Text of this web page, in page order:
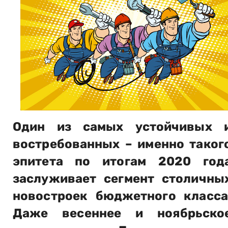
Один из самых устойчивых
востребованных – именно
эпитета по итогам 2020
заслуживает сегмент
новостроек бюджетного
Даже весеннее и